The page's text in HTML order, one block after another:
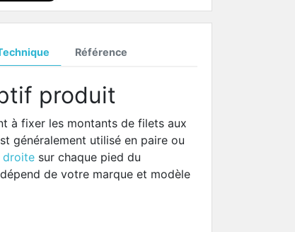
Référence
produit
à fixer les montants de filets aux
généralement utilisé en paire ou
droite sur chaque pied du
de votre marque et modèle